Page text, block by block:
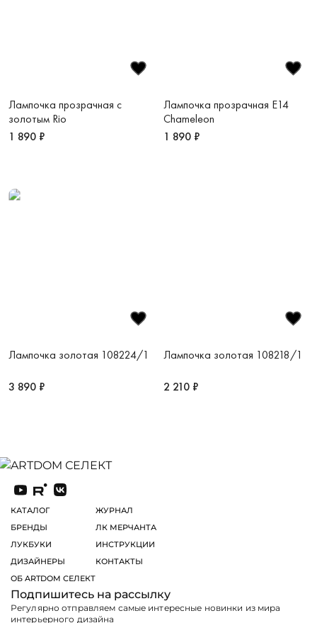
Лампочка прозрачная с
золотым Rio
1 890 ₽
Лампочка прозрачная E14
Chameleon
1 890 ₽
Лампочка золотая 108224/1
3 890 ₽
Лампочка золотая 108218/1
2 210 ₽
КАТАЛОГ
БРЕНДЫ
ЛУКБУКИ
ДИЗАЙНЕРЫ
ОБ ARTDOM СЕЛЕКТ
ЖУРНАЛ
ЛК МЕРЧАНТА
ИНСТРУКЦИИ
КОНТАКТЫ
Подпишитесь на рассылку
Регулярно отправляем самые интересные новинки из мира
интерьерного дизайна